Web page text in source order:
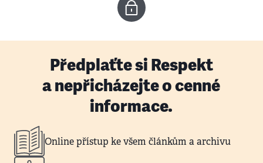
Předplaťte si Respekt
a nepřicházejte o cenné
informace.
Online přístup ke všem článkům a archivu